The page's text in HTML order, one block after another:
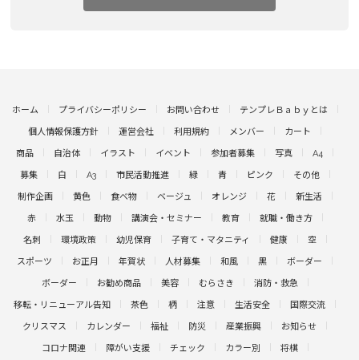
ホーム プライバシーポリシー お問い合わせ テンプレＢａｂｙとは
個人情報保護方針 運営会社 利用規約 メンバー カート
商品 自治体 イラスト イベント 参加者募集 写真 A4
募集 白 A3 市民活動推進 緑 青 ピンク その他
制作企画 黄色 食べ物 ベージュ オレンジ 花 新生活
赤 水玉 動物 講演会・セミナー 教育 就職・働き方
名刺 環境政策 幼児保育 子育て・マタニティ 健康 空
スポーツ お正月 年賀状 人材募集 和風 黒 ボーダー
ボーダー お勧め商品 美容 むらさき 消防・救急
移転・リニューアル告知 茶色 柄 注意 生活安全 国際交流
クリスマス カレンダー 福祉 防災 産業振興 お知らせ
コロナ関連 障がい支援 チェック カラー別 将棋